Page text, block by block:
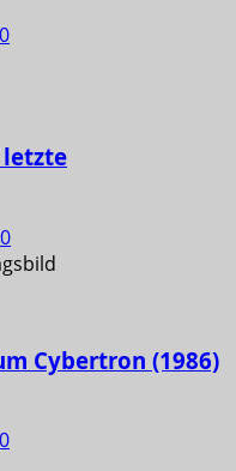
0
letzte
0
Cybertron (1986)
0